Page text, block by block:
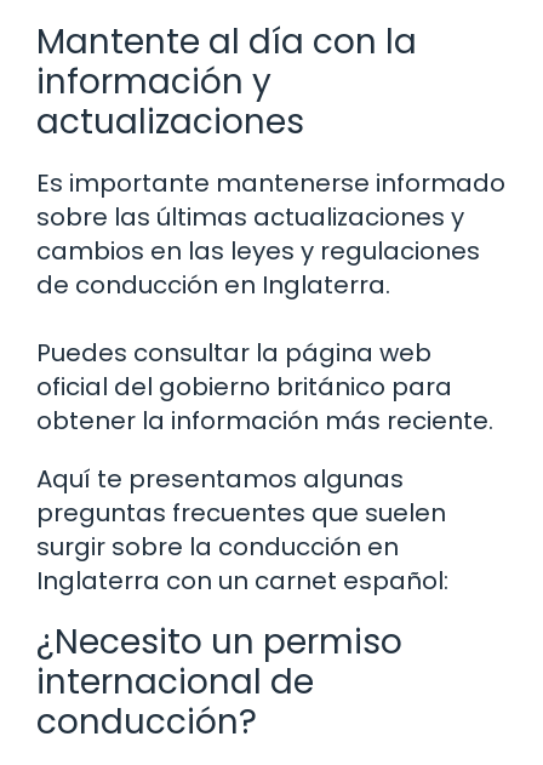
Mantente al día con la
información y
actualizaciones
Es importante mantenerse informado
sobre las últimas actualizaciones y
cambios en las leyes y regulaciones
de conducción en Inglaterra.
Puedes consultar la página web
oficial del gobierno británico para
obtener la información más reciente.
Aquí te presentamos algunas
preguntas frecuentes que suelen
surgir sobre la conducción en
Inglaterra con un carnet español:
¿Necesito un permiso
internacional de
conducción?